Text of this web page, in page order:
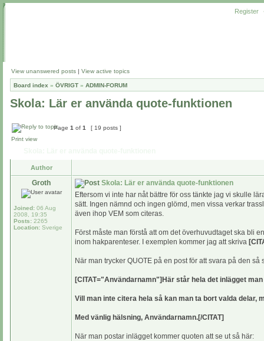
Register
View unanswered posts | View active topics
Board index » ÖVRIGT » ADMIN-FORUM
Skola: Lär er använda quote-funktionen
Page 1 of 1
[ 19 posts ]
Print view
Author
Groth
Joined: 06 Aug
2008, 19:35
Posts: 2265
Location: Sverige
Skola: Lär er använda quote-funktionen
Eftersom vi inte har nåt bättre för oss tänkte jag vi skulle
sätt. Ingen nämnd och ingen glömd, men vissa verkar
även ihop VEM som citeras.
Först måste man förstå att om det överhuvudtaget ska bli
inom hakparenteser. I exemplen kommer jag att skriva
När man trycker QUOTE på en post för att svara på den så
[CITAT="Användarnamn"]Här står hela det inlägget
Vill man inte citera hela så kan man ta bort valda delar,
Med vänlig hälsning, Användarnamn.[/CITAT]
När man postar inlägget kommer quoten att se ut så här: